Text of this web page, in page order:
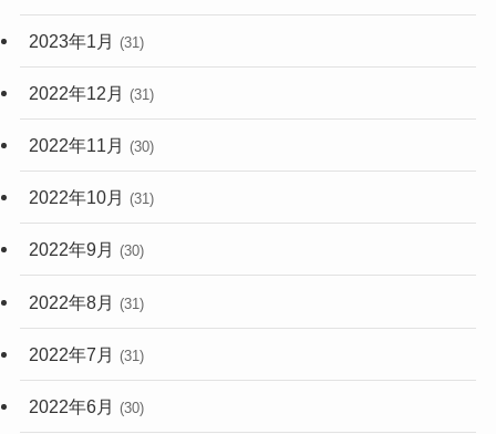
2023年1月 (31)
2022年12月 (31)
2022年11月 (30)
2022年10月 (31)
2022年9月 (30)
2022年8月 (31)
2022年7月 (31)
2022年6月 (30)